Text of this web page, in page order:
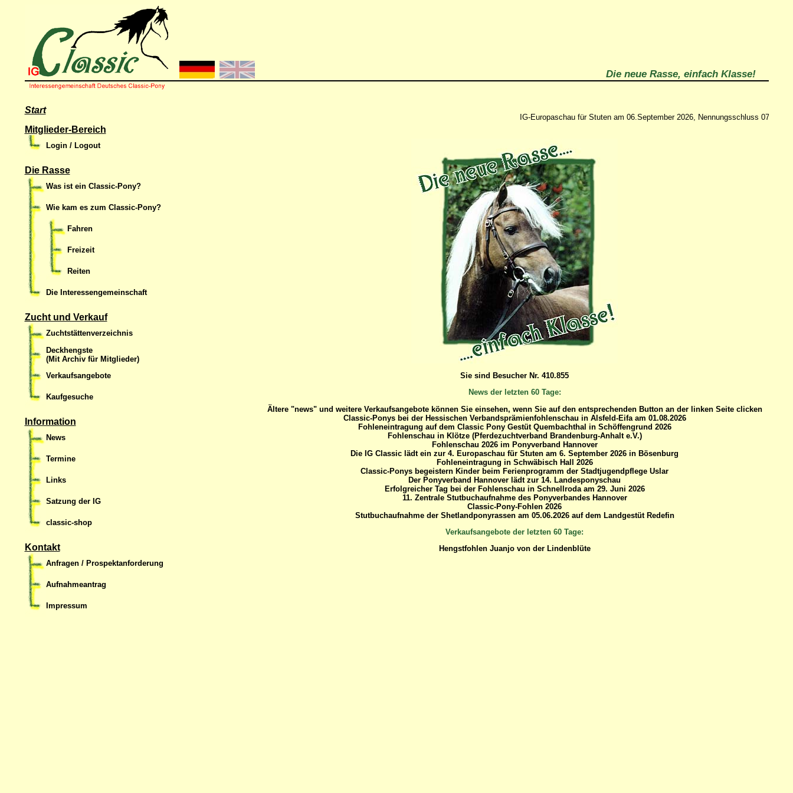
Die neue Rasse, einfach Klasse!
Start
Mitglieder-Bereich
Login / Logout
Die Rasse
Was ist ein Classic-Pony?
Wie kam es zum Classic-Pony?
Fahren
Freizeit
Reiten
Die Interessengemeinschaft
Zucht und Verkauf
Zuchtstättenverzeichnis
Deckhengste
(Mit Archiv für Mitglieder)
Verkaufsangebote
Kaufgesuche
Information
News
Termine
Links
Satzung der IG
classic-shop
Kontakt
Anfragen / Prospektanforderung
Aufnahmeantrag
Impressum
IG-Europaschau für Stuten am 06.September 2026, Nennungsschluss 07.August,
Sie sind Besucher Nr. 410.855
News der letzten 60 Tage:
Ältere "news" und weitere Verkaufsangebote können Sie einsehen, wenn Sie auf den entsprechenden Button an der linken Seite clicken
Classic-Ponys bei der Hessischen Verbandsprämienfohlenschau in Alsfeld-Eifa am 01.08.2026
Fohleneintragung auf dem Classic Pony Gestüt Quembachthal in Schöffengrund 2026
Fohlenschau in Klötze (Pferdezuchtverband Brandenburg-Anhalt e.V.)
Fohlenschau 2026 im Ponyverband Hannover
Die IG Classic lädt ein zur 4. Europaschau für Stuten am 6. September 2026 in Bösenburg
Fohleneintragung in Schwäbisch Hall 2026
Classic-Ponys begeistern Kinder beim Ferienprogramm der Stadtjugendpflege Uslar
Der Ponyverband Hannover lädt zur 14. Landesponyschau
Erfolgreicher Tag bei der Fohlenschau in Schnellroda am 29. Juni 2026
11. Zentrale Stutbuchaufnahme des Ponyverbandes Hannover
Classic-Pony-Fohlen 2026
Stutbuchaufnahme der Shetlandponyrassen am 05.06.2026 auf dem Landgestüt Redefin
Verkaufsangebote der letzten 60 Tage:
Hengstfohlen Juanjo von der Lindenblüte